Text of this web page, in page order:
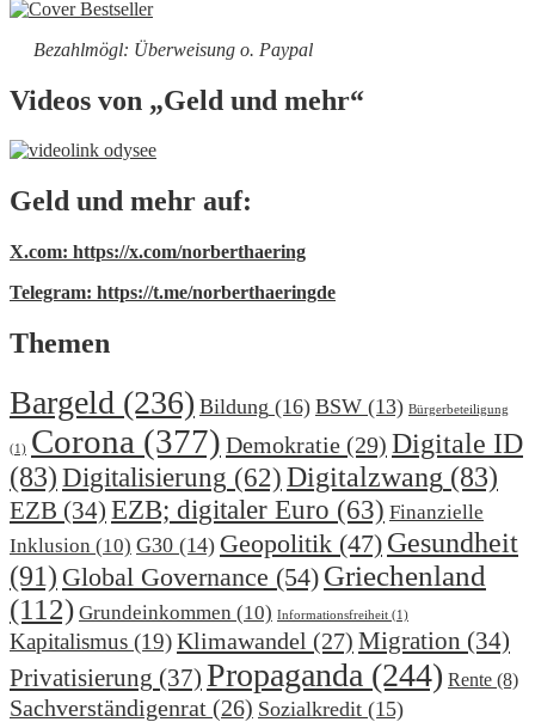
Bezahlmögl: Überweisung o. Paypal
Videos von „Geld und mehr“
Geld und mehr auf:
X.com: https://x.com/norberthaering
Telegram: https://t.me/norberthaeringde
Themen
Bargeld (236) Bildung (16) BSW (13) Bürgerbeteiligung
(1) Corona (377) Demokratie (29) Digitale ID
(83) Digitalisierung (62) Digitalzwang (83)
EZB (34) EZB; digitaler Euro (63) Finanzielle
Inklusion (10) G30 (14) Geopolitik (47) Gesundheit
(91) Global Governance (54) Griechenland
(112) Grundeinkommen (10) Informationsfreiheit (1)
Kapitalismus (19)Klimawandel (27) Migration (34)
Privatisierung (37) Propaganda (244) Rente (8)
Sachverständigenrat (26) Sozialkredit (15)